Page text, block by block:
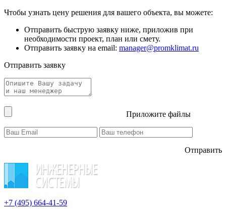
Чтобы узнать цену решения для вашего объекта, вы можете:
Отправить быструю заявку ниже, приложив при
необходимости проект, план или смету.
Отправить заявку на email: manager@promklimat.ru
Отправить заявку
Приложите файлы
Отправить
+7 (495) 664-41-59